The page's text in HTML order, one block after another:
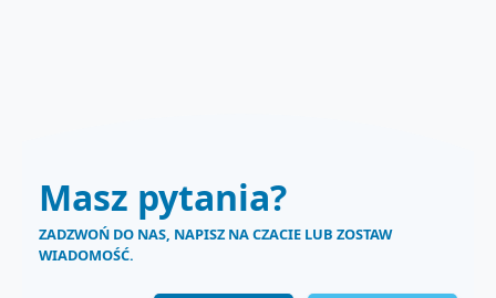
Masz pytania?
ZADZWOŃ DO NAS, NAPISZ NA CZACIE LUB ZOSTAW
WIADOMOŚĆ.